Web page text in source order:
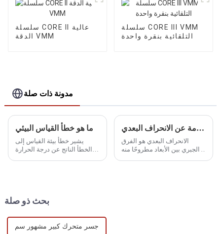
سلسلة CORE II عالية
الدقة VMM
سلسلة CORE III VMM
التلقائية بنقرة واحدة
مدونة ذات صلة
ما هو خطأ القياس البيئي
يشير خطأ بيئة القياس إلى
الخطأ الناتج عن درجة الحرارة
مقدمة عن الانحراف البعدي
الانحراف البعدي هو الفرق
الجبري بين الأبعاد مطروحًا منه
بحث ذو صلة
جسر متحرك كبير مشهور سم